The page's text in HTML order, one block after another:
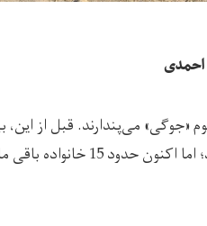
احمدی
می‌پندارند. قبل از این،
این قوم در حاشیه‌ی جنوب‌شرقی شهر غزنی